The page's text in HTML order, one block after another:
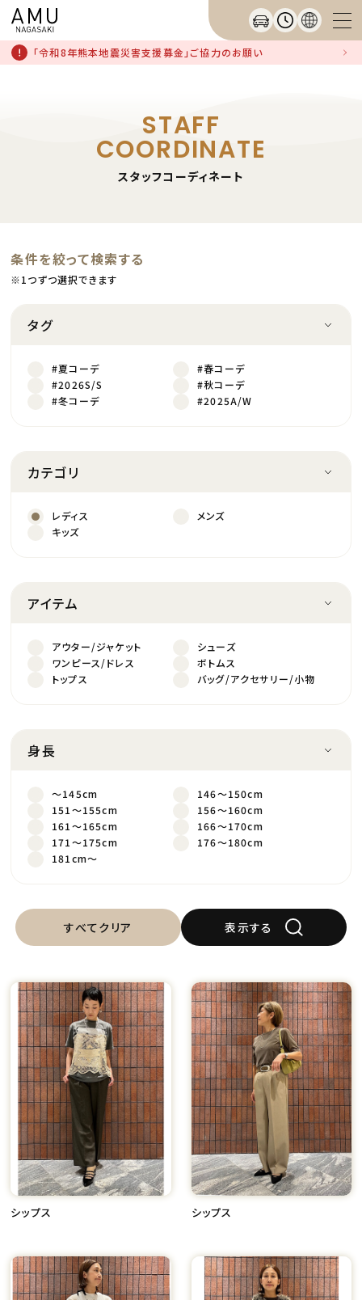
「令和8年熊本地震災害支援募金」ご協力のお願い
STAFF
COORDINATE
スタッフコーディネート
条件を絞って検索する
※1つずつ選択できます
タグ
#夏コーデ
#春コーデ
#2026S/S
#秋コーデ
#冬コーデ
#2025A/W
カテゴリ
レディス
メンズ
キッズ
アイテム
アウター/ジャケット
シューズ
ワンピース/ドレス
ボトムス
トップス
バッグ/アクセサリー/小物
身長
～145cm
146～150cm
151～155cm
156～160cm
161～165cm
166～170cm
171～175cm
176～180cm
181cm～
すべてクリア 表示する
シップス シップス